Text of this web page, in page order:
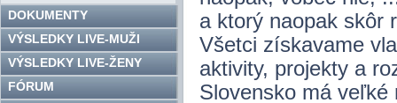
DOKUMENTY
VÝSLEDKY LIVE-MUŽI
VÝSLEDKY LIVE-ŽENY
FÓRUM
a ktorý naopak skôr
Všetci získavame
aktivity, projekty a
Slovensko má